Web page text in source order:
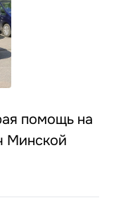
помощь на
Минской